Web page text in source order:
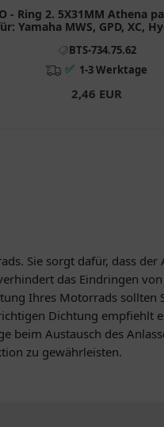
O - Ring 2. 5X31MM Athena
Yamaha MWS, GPD, XC,
BTS-734.75.62
✅ 1-3 Werktage
2,46 EUR
Sie sorgt dafür, dass
das Eindringen
Ihres Motorrads
Dichtung empfiehlt
Austausch des
zu gewährleisten.